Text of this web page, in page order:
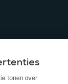
tonen over